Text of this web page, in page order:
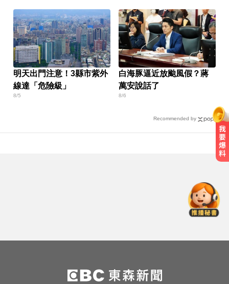
明天出門注意！3縣市紫外
線達「危險級」
8/5
白海豚逼近放颱風假？蔣
萬安說話了
8/6
Recommended by
是老公爺爺帶回房磨蹭 氣炸提告
才宣佈停播一週！網紅「肥大叔」
突離世 團隊發聲證實